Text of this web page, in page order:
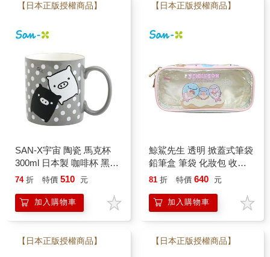
【日本正版授權商品】
SAN-X宇宙 陶瓷 馬克杯
300ml 日本製 咖啡杯 黑白
豬 角落生物 逃避小狗
74 折 特價 510 元
加入購物車
【日本正版授權商品】
鯨鯊先生 透明 掀蓋式筆袋
鉛筆盒 筆袋 化妝包 收納
包 鯨鯊先生與甜甜圈島
81 折 特價 640 元
加入購物車
【日本正版授權商品】 【日本正版授權商品】